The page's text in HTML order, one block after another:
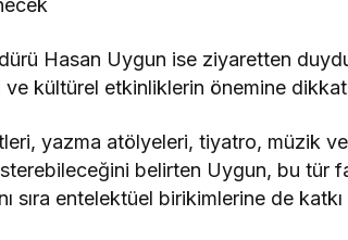
Hasan Uygun ise ziyaretten
kültürel etkinliklerin önemine
yazma atölyeleri, tiyatro, müzik ve
belirten Uygun, bu tür
sıra entelektüel birikimlerine de